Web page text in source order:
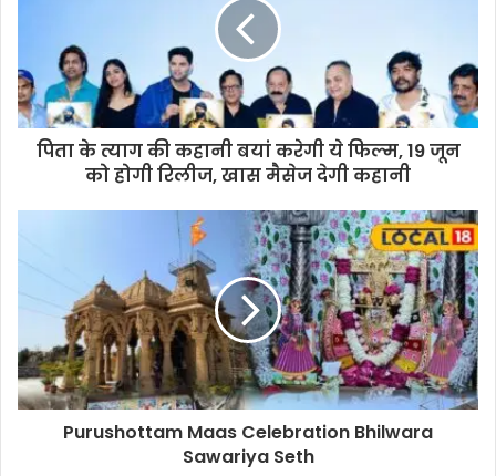
पिता के त्याग की कहानी बयां करेगी ये फिल्म, 19 जून
को होगी रिलीज, खास मैसेज देगी कहानी
Purushottam Maas Celebration Bhilwara
Sawariya Seth